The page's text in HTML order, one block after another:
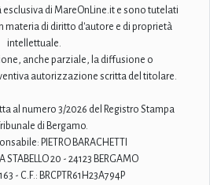
di MareOnLine.it e sono tutelati
materia di diritto d'autore e di proprietà
intellettuale.
anche parziale, la diffusione o
autorizzazione scritta del titolare.
al numero 3/2026 del Registro Stampa
di Bergamo.
PIETRO BARACHETTI
STABELLO 20 - 24123 BERGAMO
- C.F.: BRCPTR61H23A794P